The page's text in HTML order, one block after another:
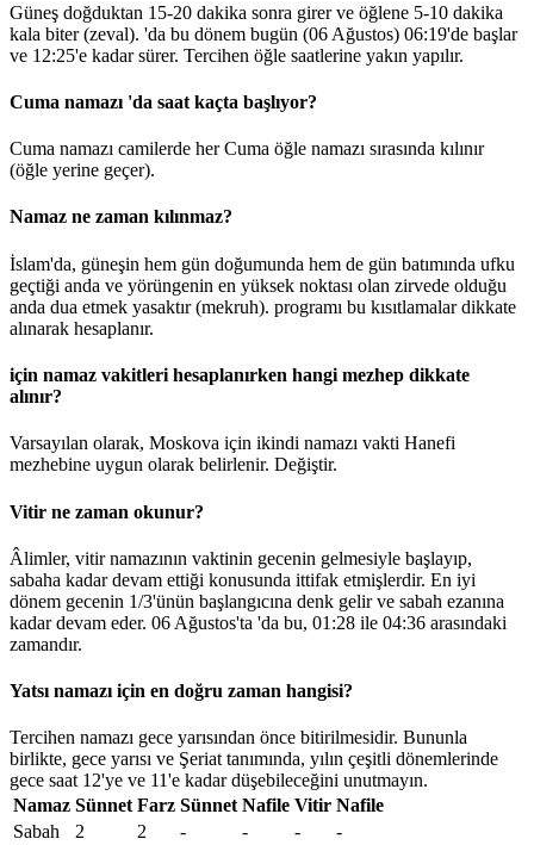
Güneş doğduktan 15-20 dakika sonra girer ve öğlene 5-10 dakika
kala biter (zeval). 'da bu dönem bugün (06 Ağustos) 06:19'de başlar
ve 12:25'e kadar sürer. Tercihen öğle saatlerine yakın yapılır.
Cuma namazı 'da saat kaçta başlıyor?
Cuma namazı camilerde her Cuma öğle namazı sırasında kılınır
(öğle yerine geçer).
Namaz ne zaman kılınmaz?
İslam'da, güneşin hem gün doğumunda hem de gün batımında ufku
geçtiği anda ve yörüngenin en yüksek noktası olan zirvede olduğu
anda dua etmek yasaktır (mekruh). programı bu kısıtlamalar dikkate
alınarak hesaplanır.
için namaz vakitleri hesaplanırken hangi mezhep dikkate
alınır?
Varsayılan olarak, Moskova için ikindi namazı vakti Hanefi
mezhebine uygun olarak belirlenir. Değiştir.
Vitir ne zaman okunur?
Âlimler, vitir namazının vaktinin gecenin gelmesiyle başlayıp,
sabaha kadar devam ettiği konusunda ittifak etmişlerdir. En iyi
dönem gecenin 1/3'ünün başlangıcına denk gelir ve sabah ezanına
kadar devam eder. 06 Ağustos'ta 'da bu, 01:28 ile 04:36 arasındaki
zamandır.
Yatsı namazı için en doğru zaman hangisi?
Tercihen namazı gece yarısından önce bitirilmesidir. Bununla
birlikte, gece yarısı ve Şeriat tanımında, yılın çeşitli dönemlerinde
gece saat 12'ye ve 11'e kadar düşebileceğini unutmayın.
Namaz Sünnet Farz Sünnet Nafile Vitir Nafile
Sabah
2 2 - - -
-